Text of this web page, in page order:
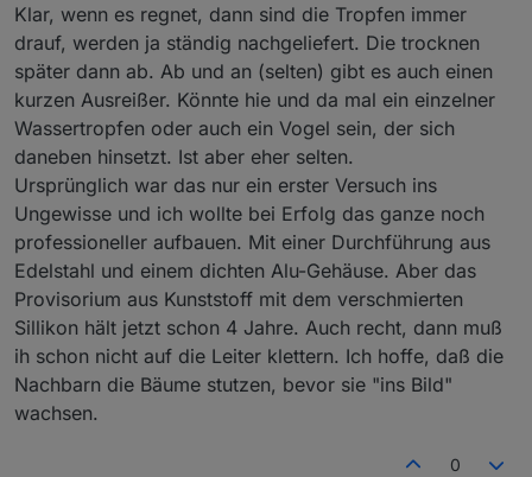
Klar, wenn es regnet, dann sind die Tropfen immer
drauf, werden ja ständig nachgeliefert. Die trocknen
später dann ab. Ab und an (selten) gibt es auch einen
kurzen Ausreißer. Könnte hie und da mal ein einzelner
Wassertropfen oder auch ein Vogel sein, der sich
daneben hinsetzt. Ist aber eher selten.
Ursprünglich war das nur ein erster Versuch ins
Ungewisse und ich wollte bei Erfolg das ganze noch
professioneller aufbauen. Mit einer Durchführung aus
Edelstahl und einem dichten Alu-Gehäuse. Aber das
Provisorium aus Kunststoff mit dem verschmierten
Sillikon hält jetzt schon 4 Jahre. Auch recht, dann muß
ih schon nicht auf die Leiter klettern. Ich hoffe, daß die
Nachbarn die Bäume stutzen, bevor sie "ins Bild"
wachsen.
0